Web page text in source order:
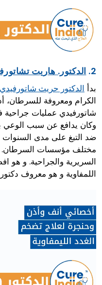
2. الدكتور. هاريت
بدأ الدكتور حريث شاتورفيدي
الكرام ومعروفة للسرطان،
شاتورفيدي عمليات
وكان يدافع عن سبب الوعي
ضد التبغ على مدى
مختلف مؤسسات السرطان.
السريرية والجراحية. و هو
اللمفاوية و هو معروف دكتور